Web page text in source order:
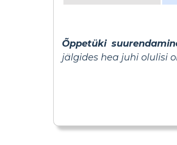
Õppetüki
jälgides hea juhi olulisi